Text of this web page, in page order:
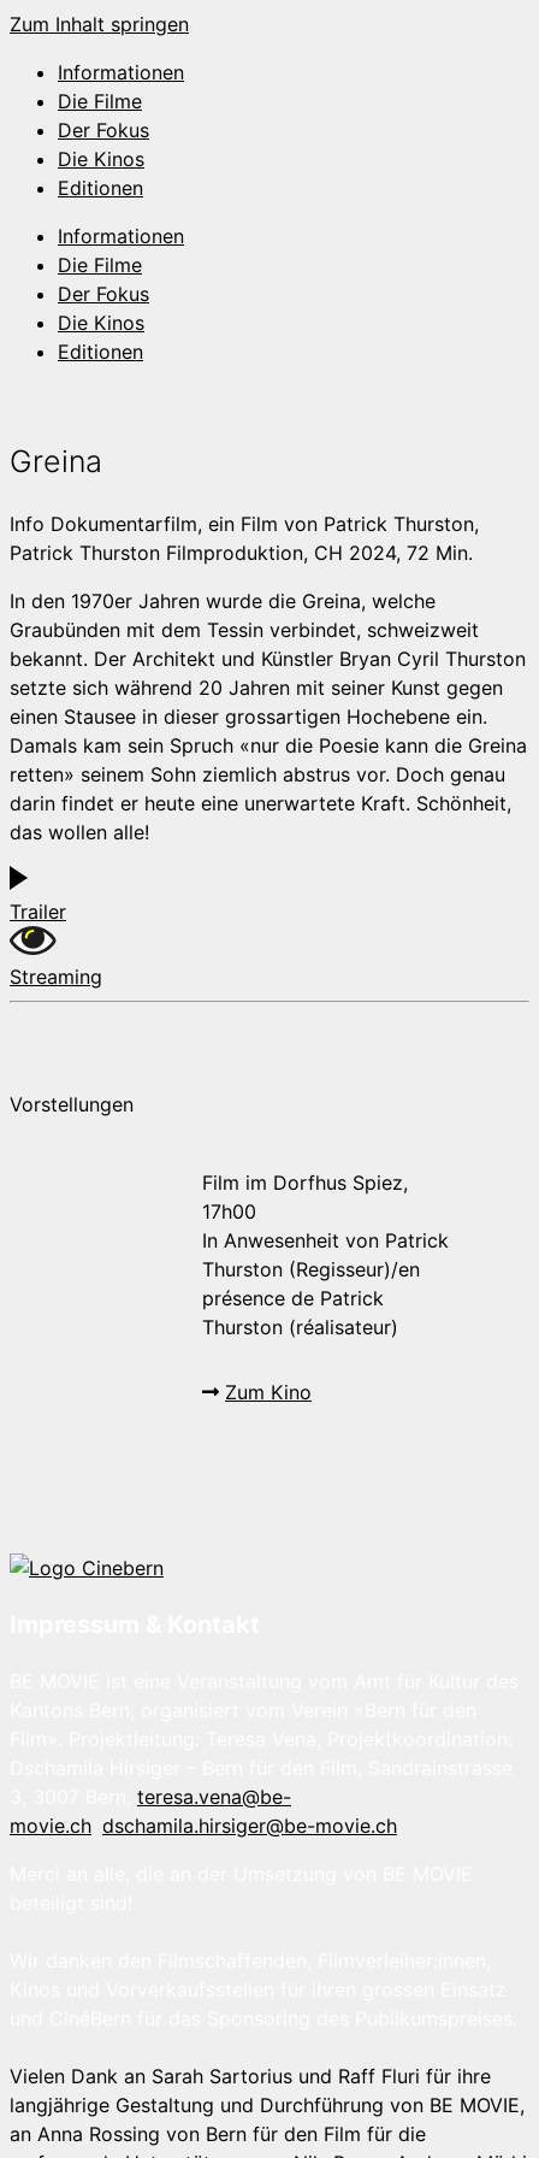
Zum Inhalt springen
Informationen
Die Filme
Der Fokus
Die Kinos
Editionen
Informationen
Die Filme
Der Fokus
Die Kinos
Editionen
Greina
Info Dokumentarfilm, ein Film von Patrick Thurston,
Patrick Thurston Filmproduktion, CH 2024, 72 Min.
In den 1970er Jahren wurde die Greina, welche
Graubünden mit dem Tessin verbindet, schweizweit
bekannt. Der Architekt und Künstler Bryan Cyril Thurston
setzte sich während 20 Jahren mit seiner Kunst gegen
einen Stausee in dieser grossartigen Hochebene ein.
Damals kam sein Spruch «nur die Poesie kann die Greina
retten» seinem Sohn ziemlich abstrus vor. Doch genau
darin findet er heute eine unerwartete Kraft. Schönheit,
das wollen alle!
Trailer
Streaming
Vorstellungen
Film im Dorfhus Spiez,
17h00
In Anwesenheit von Patrick
Thurston (Regisseur)/en
présence de Patrick
Thurston (réalisateur)
Zum Kino
teresa.vena@be-
movie.ch dschamila.hirsiger@be-movie.ch
Vielen Dank an Sarah Sartorius und Raff Fluri für ihre
langjährige Gestaltung und Durchführung von BE MOVIE,
an Anna Rossing von Bern für den Film für die